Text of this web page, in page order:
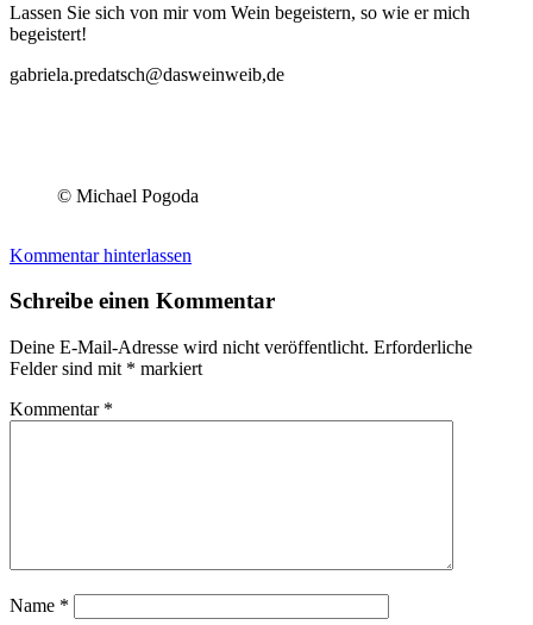
Lassen Sie sich von mir vom Wein begeistern, so wie er mich
begeistert!
gabriela.predatsch@dasweinweib,de
© Michael Pogoda
Kommentar hinterlassen
Schreibe einen Kommentar
Deine E-Mail-Adresse wird nicht veröffentlicht. Erforderliche
Felder sind mit * markiert
Kommentar *
Name *